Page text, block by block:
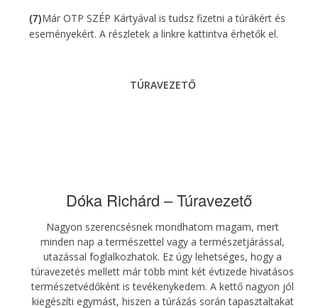
(7)Már OTP SZÉP Kártyával is tudsz fizetni a túrákért és
eseményekért. A részletek a linkre kattintva érhetők el.
TÚRAVEZETŐ
Dóka Richárd – Túravezető
Nagyon szerencsésnek mondhatom magam, mert
minden nap a természettel vagy a természetjárással,
utazással foglalkozhatok. Ez úgy lehetséges, hogy a
túravezetés mellett már több mint két évtizede hivatásos
természetvédőként is tevékenykedem. A kettő nagyon jól
kiegészíti egymást, hiszen a túrázás során tapasztaltakat